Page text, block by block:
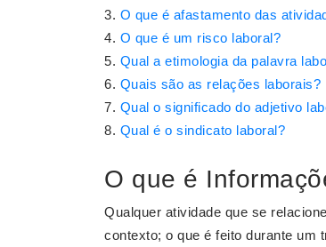
O que é afastamento das
O que é um risco laboral?
Qual a etimologia da palavra
Quais são as relações laborais?
Qual o significado do adjetivo
Qual é o sindicato laboral?
O que é
Qualquer atividade que se
contexto; o que é feito durante um